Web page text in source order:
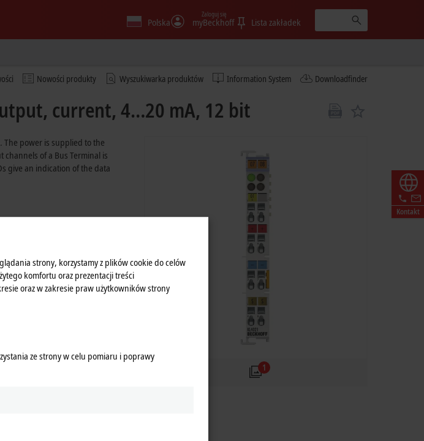
Polska myBeckhoff
Zaloguj się
Lista zakładek
Nowości produkty Wyszukiwarka produktów Information System Downloadfinder
Kontakt
current, 4…20 mA, 12 bit
1
The power is supplied to the
of a Bus Terminal is
give an indication of the data
strony, korzystamy z plików cookie do celów
komfortu oraz prezentacji treści
oraz w zakresie praw użytkowników strony
ze strony w celu pomiaru i poprawy